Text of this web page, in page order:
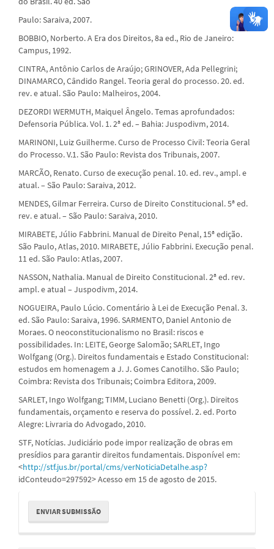
Paulo: Saraiva, 2007.
BOBBIO, Norberto. A Era dos Direitos, 8a ed., Rio de Janeiro:
Campus, 1992.
CINTRA, Antônio Carlos de Araújo; GRINOVER, Ada Pellegrini;
DINAMARCO, Cândido Rangel. Teoria geral do processo. 20. ed.
rev. e atual. São Paulo: Malheiros, 2004.
DEZORDI WERMUTH, Maiquel Ângelo. Temas aprofundados:
Defensoria Pública. Vol. 1. 2ª ed. – Bahia: Juspodivm, 2014.
MARINONI, Luiz Guilherme. Curso de Processo Civil: Teoria Geral
do Processo. V.1. São Paulo: Revista dos Tribunais, 2007.
MARCÃO, Renato. Curso de execução penal. 10. ed. rev., ampl. e
atual. – São Paulo: Saraiva, 2012.
MENDES, Gilmar Ferreira. Curso de Direito Constitucional. 5ª ed.
rev. e atual. – São Paulo: Saraiva, 2010.
MIRABETE, Júlio Fabbrini. Manual de Direito Penal, 15ª edição.
São Paulo, Atlas, 2010. MIRABETE, Júlio Fabbrini. Execução penal.
11 ed. São Paulo: Atlas, 2007.
NASSON, Nathalia. Manual de Direito Constitucional. 2ª ed. rev.
ampl. e atual – Juspodivm, 2014.
NOGUEIRA, Paulo Lúcio. Comentário à Lei de Execução Penal. 3.
ed. São Paulo: Saraiva, 1996. SARMENTO, Daniel Antonio de
Moraes. O neoconstitucionalismo no Brasil: riscos e
possibilidades. In: LEITE, George Salomão; SARLET, Ingo
Wolfgang (Org.). Direitos fundamentais e Estado Constitucional:
estudos em homenagem a J. J. Gomes Canotilho. São Paulo;
Coimbra: Revista dos Tribunais; Coimbra Editora, 2009.
SARLET, Ingo Wolfgang; TIMM, Luciano Benetti (Org.). Direitos
fundamentais, orçamento e reserva do possível. 2. ed. Porto
Alegre: Livraria do Advogado, 2010.
STF, Notícias. Judiciário pode impor realização de obras em
presídios para garantir direitos fundamentais. Disponível em:
<http://stf.jus.br/portal/cms/verNoticiaDetalhe.asp?
idConteudo=297592> Acesso em 15 de agosto de 2015.
Enviar
Submissão
ENVIAR SUBMISSÃO